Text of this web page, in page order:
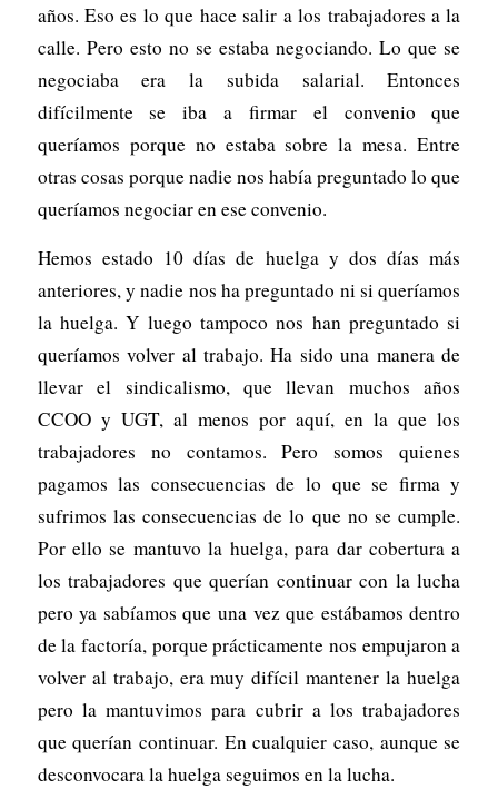
años. Eso es lo que hace salir a los trabajadores a la
calle. Pero esto no se estaba negociando. Lo que se
negociaba era la subida salarial. Entonces
difícilmente se iba a firmar el convenio que
queríamos porque no estaba sobre la mesa. Entre
otras cosas porque nadie nos había preguntado lo que
queríamos negociar en ese convenio.
Hemos estado 10 días de huelga y dos días más
anteriores, y nadie nos ha preguntado ni si queríamos
la huelga. Y luego tampoco nos han preguntado si
queríamos volver al trabajo. Ha sido una manera de
llevar el sindicalismo, que llevan muchos años
CCOO y UGT, al menos por aquí, en la que los
trabajadores no contamos. Pero somos quienes
pagamos las consecuencias de lo que se firma y
sufrimos las consecuencias de lo que no se cumple.
Por ello se mantuvo la huelga, para dar cobertura a
los trabajadores que querían continuar con la lucha
pero ya sabíamos que una vez que estábamos dentro
de la factoría, porque prácticamente nos empujaron a
volver al trabajo, era muy difícil mantener la huelga
pero la mantuvimos para cubrir a los trabajadores
que querían continuar. En cualquier caso, aunque se
desconvocara la huelga seguimos en la lucha.